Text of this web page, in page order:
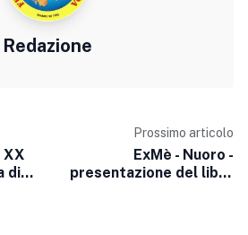
Redazione
XX
di
Prossimo articolo
ExMè - Nuoro -
presentazione del libro